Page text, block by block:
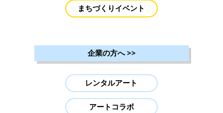
まちづくりイベント
企業の方へ>>
レンタルアート
アートコラボ